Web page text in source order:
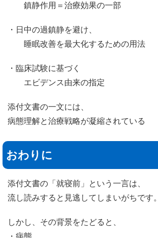
鎮静作用＝治療効果の一部
・日中の過鎮静を避け、
睡眠改善を最大化するための用法
・臨床試験に基づく
エビデンス由来の指定
添付文書の一文には、
病態理解と治療戦略が凝縮されている
おわりに
添付文書の「就寝前」という一言は、
流し読みすると見逃してしまいがちです。
しかし、その背景をたどると、
・病態